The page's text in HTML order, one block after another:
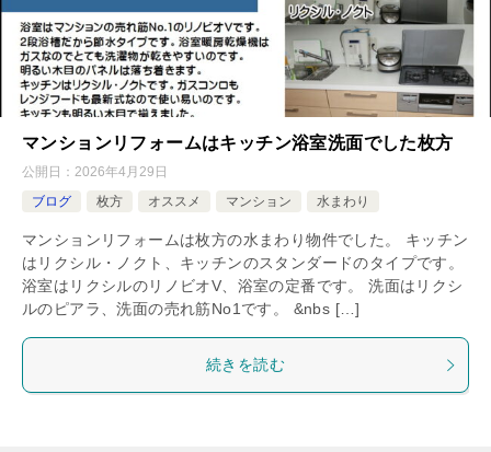
マンションリフォームはキッチン浴室洗面でした枚方
公開日： 2026年4月29日
ブログ
枚方 オススメ マンション 水まわり
マンションリフォームは枚方の水まわり物件でした。 キッチン
はリクシル・ノクト、キッチンのスタンダードのタイプです。
浴室はリクシルのリノビオV、浴室の定番です。 洗面はリクシ
ルのピアラ、洗面の売れ筋No1です。 &nbs […]
続きを読む